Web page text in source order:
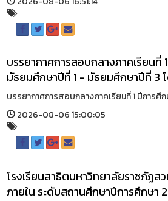
บรรยากาศการสอบกลางภาคเรียนที่
มัธยมศึกษาปีที่ 1 - มัธยมศึกษาปีที่ 3
บรรยากาศการสอบกลางภาคเรียนที่ 1 ปีการ
2026-08-06 15:00:05
โรงเรียนสาธิตมหาวิทยาลัยราชภัฏ
ภายใน ระดับสถานศึกษาปีการศึกษา